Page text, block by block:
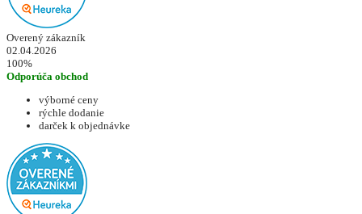
Overený zákazník
02.04.2026
100%
Odporúča obchod
výborné ceny
rýchle dodanie
darček k objednávke